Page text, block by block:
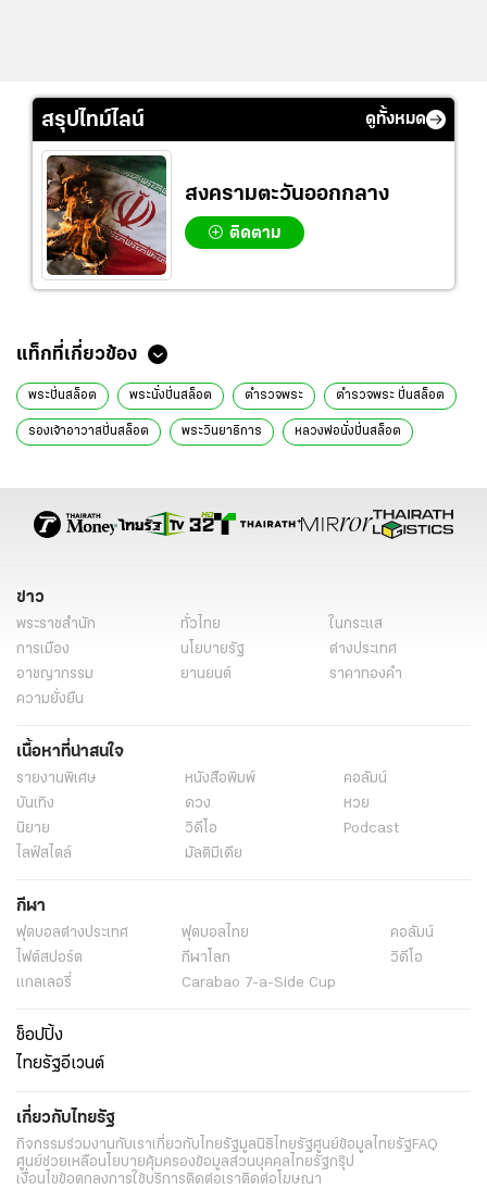
สรุปไทม์ไลน์ ดูทั้งหมด
สงครามตะวันออกกลาง
ติดตาม
แท็กที่เกี่ยวข้อง
พระปั่นสล็อต พระนั่งปั่นสล็อต ตำรวจพระ ตำรวจพระ ปั่นสล็อต
รองเจ้าอาวาสปั่นสล็อต พระวินยาธิการ หลวงพ่อนั่งปั่นสล็อต
ข่าว
พระราชสำนัก ทั่วไทย
ในกระแส
การเมือง
นโยบายรัฐ
ต่างประเทศ
อาชญากรรม
ยานยนต์
ราคาทองคำ
ความยั่งยืน
เนื้อหาที่น่าสนใจ
รายงานพิเศษ หนังสือพิมพ์
คอลัมน์
บันเทิง
ดวง
หวย
นิยาย
วิดีโอ
Podcast
ไลฟ์สไตล์
มัลติมีเดีย
กีฬา
ฟุตบอลต่่างประเทศ ฟุตบอลไทย
คอลัมน์
ไฟต์สปอร์ต
กีฬาโลก
วิดีโอ
แกลเลอรี่
Carabao 7-a-Side Cup
ช็อปปิ้ง
ไทยรัฐอีเวนต์
เกี่ยวกับไทยรัฐ
กิจกรรมร่วมงานกับเราเกี่ยวกับไทยรัฐมูลนิธิไทยรัฐศูนย์ข้อมูลไทยรัฐFAQ
ศูนย์ช่วยเหลือนโยบายคุ้มครองข้อมูลส่วนบุคคลไทยรัฐกรุ๊ป
เงื่อนไขข้อตกลงการใช้บริการติดต่อเราติดต่อโฆษณา